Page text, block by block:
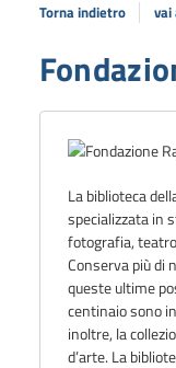
Torna indietro vai
La biblioteca
specializzata in
fotografia,teatro
Conserva più di
queste ultime
centinaio sono
inoltre, la
d’arte. La